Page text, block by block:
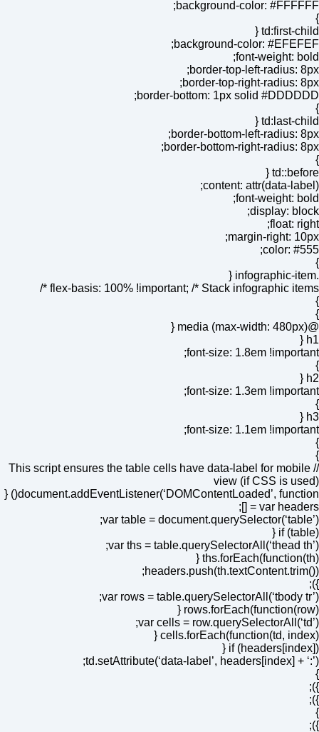
background-color: #FFFFFF;
}
td:first-child {
background-color: #EFEFEF;
font-weight: bold;
border-top-left-radius: 8px;
border-top-right-radius: 8px;
border-bottom: 1px solid #DDDDDD;
}
td:last-child {
border-bottom-left-radius: 8px;
border-bottom-right-radius: 8px;
}
td::before {
content: attr(data-label);
font-weight: bold;
display: block;
float: right;
margin-right: 10px;
color: #555;
}
.infographic-item {
flex-basis: 100% !important; /* Stack infographic items */
}
}
@media (max-width: 480px) {
h1 {
font-size: 1.8em !important;
}
h2 {
font-size: 1.3em !important;
}
h3 {
font-size: 1.1em !important;
}
}
// This script ensures the table cells have data-label for mobile
view (if CSS is used)
document.addEventListener(‘DOMContentLoaded’, function() {
var headers = [];
var table = document.querySelector(‘table’);
if (table) {
var ths = table.querySelectorAll(‘thead th’);
ths.forEach(function(th) {
headers.push(th.textContent.trim());
});
var rows = table.querySelectorAll(‘tbody tr’);
rows.forEach(function(row) {
var cells = row.querySelectorAll(‘td’);
cells.forEach(function(td, index) {
if (headers[index]) {
td.setAttribute(‘data-label’, headers[index] + ‘:’);
}
});
});
}
});